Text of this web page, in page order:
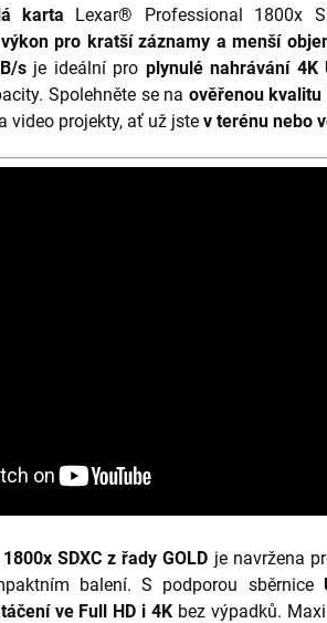
karta Lexar® Professional 1800x
pro kratší záznamy a menší
sje ideální pro plynulé nahrávání 4K
Spolehněte se na ověřenou kvalitu
video projekty, ať už jste v terénu nebo
SDXC z řady GOLD je navržena
balení. S podporou sběrnice
ve Full HD i 4K bez výpadků.